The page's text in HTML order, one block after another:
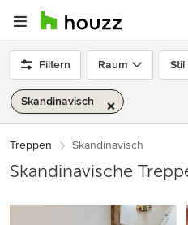
Filtern Raum Stil
Skandinavisch
Treppen Skandinavisch
Skandinavische